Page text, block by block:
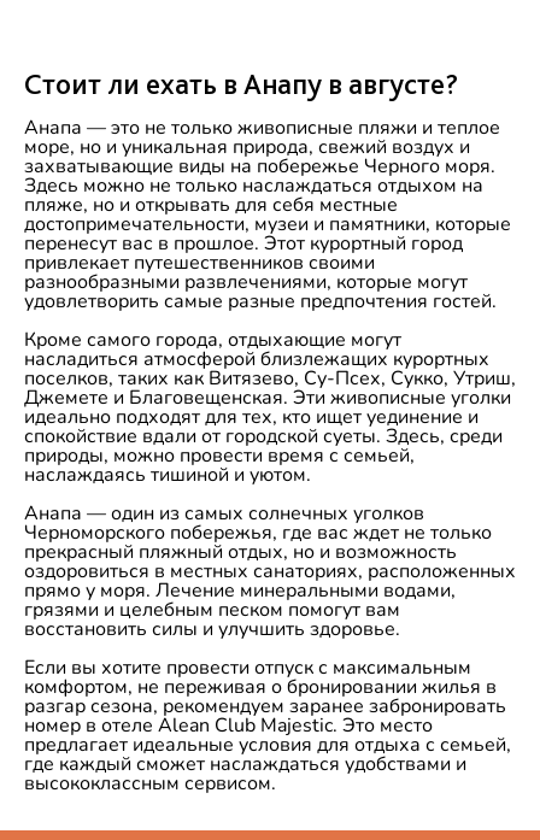
Стоит ли ехать в Анапу в августе?
Анапа — это не только живописные пляжи и теплое
море, но и уникальная природа, свежий воздух и
захватывающие виды на побережье Черного моря.
Здесь можно не только наслаждаться отдыхом на
пляже, но и открывать для себя местные
достопримечательности, музеи и памятники, которые
перенесут вас в прошлое. Этот курортный город
привлекает путешественников своими
разнообразными развлечениями, которые могут
удовлетворить самые разные предпочтения гостей.
Кроме самого города, отдыхающие могут
насладиться атмосферой близлежащих курортных
поселков, таких как Витязево, Су-Псех, Сукко, Утриш,
Джемете и Благовещенская. Эти живописные уголки
идеально подходят для тех, кто ищет уединение и
спокойствие вдали от городской суеты. Здесь, среди
природы, можно провести время с семьей,
наслаждаясь тишиной и уютом.
Анапа — один из самых солнечных уголков
Черноморского побережья, где вас ждет не только
прекрасный пляжный отдых, но и возможность
оздоровиться в местных санаториях, расположенных
прямо у моря. Лечение минеральными водами,
грязями и целебным песком помогут вам
восстановить силы и улучшить здоровье.
Если вы хотите провести отпуск с максимальным
комфортом, не переживая о бронировании жилья в
разгар сезона, рекомендуем заранее забронировать
номер в отеле Alean Club Majestic. Это место
предлагает идеальные условия для отдыха с семьей,
где каждый сможет наслаждаться удобствами и
высококлассным сервисом.